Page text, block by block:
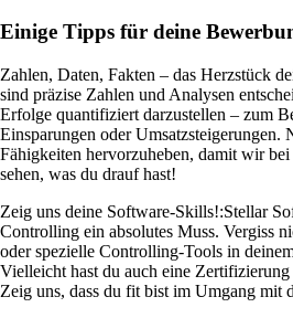
Einige Tipps für deine
Zahlen, Daten, Fakten – das Herzstück
sind präzise Zahlen und Analysen
Erfolge quantifiziert darzustellen – zum
Einsparungen oder Umsatzsteigerungen.
Fähigkeiten hervorzuheben, damit wir
sehen, was du drauf hast!
Zeig uns deine Software-Skills!:Stellar
Controlling ein absolutes Muss. Vergiss
oder spezielle Controlling-Tools in
Vielleicht hast du auch eine
Zeig uns, dass du fit bist im Umgang mit